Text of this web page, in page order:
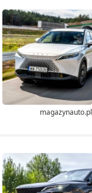
magazynauto.pl